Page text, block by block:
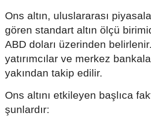
Ons altın, uluslararası
gören standart altın ölçü
ABD doları üzerinden
yatırımcılar ve merkez
yakından takip edilir.
Ons altını etkileyen başlıca
şunlardır: